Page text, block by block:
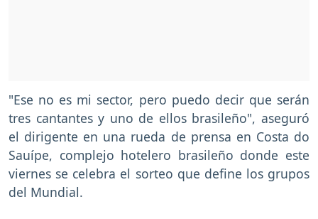
"Ese no es mi sector, pero puedo decir que serán
tres cantantes y uno de ellos brasileño", aseguró
el dirigente en una rueda de prensa en Costa do
Sauípe, complejo hotelero brasileño donde este
viernes se celebra el sorteo que define los grupos
del Mundial.